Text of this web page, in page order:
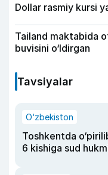
Dollar rasmiy kursi
Tailand maktabida
buvisini o‘ldirgan
Tavsiyalar
O‘zbekiston
Toshkentda
6 kishiga sud